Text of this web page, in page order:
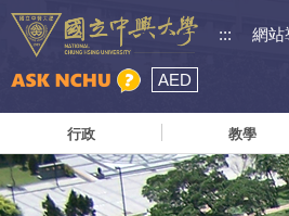
::: 網站
AED
行政 教學